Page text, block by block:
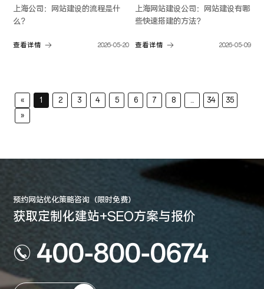
上海公司：网站建设的流程是什
么？
查看详情 2026-05-20
上海网站建设公司：网站建设有哪
些快速搭建的方法？
查看详情 2026-05-09
« 1 2 3 4 5 6 7 8 34
35
»
预约网站优化策略咨询（限时免费）
获取定制化建站+SEO方案与报价
400-800-0674